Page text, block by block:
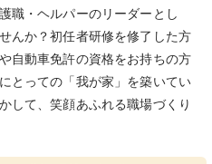
職・ヘルパーのリーダーとし
んか？初任者研修を修了した方
自動車免許の資格をお持ちの方
とっての「我が家」を築いてい
して、笑顔あふれる職場づくり